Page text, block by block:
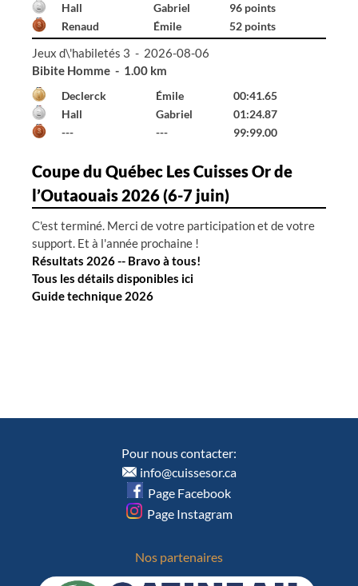
Hall
Gabriel
96 points
Renaud
Émile 52 points
Jeux d\'habiletés 3 - 2026-08-06
Bibite Homme - 1.00 km
Declerck Émile
00:41.65
Hall
Gabriel
01:24.87
---
--- 99:99.00
Coupe du Québec Les Cuisses Or de
l’Outaouais 2026 (6-7 juin)
C'est terminé. Merci de votre participation et de votre
support. Et à l'année prochaine !
Résultats 2026 -- Bravo à tous!
Tous les détails disponibles ici
Guide technique 2026
Nos partenaires
Pour nous contacter:
info@cuissesor.ca
Page Facebook
Page Instagram